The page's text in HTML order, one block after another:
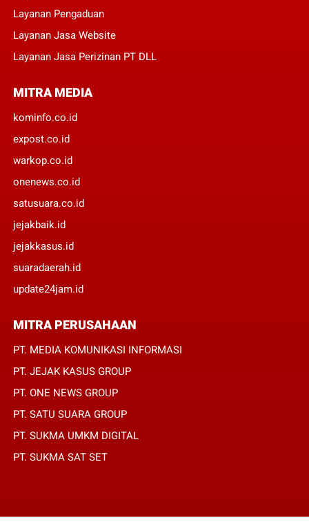
Layanan Pengaduan
Layanan Jasa Website
Layanan Jasa Perizinan PT DLL
MITRA MEDIA
kominfo.co.id
expost.co.id
warkop.co.id
onenews.co.id
satusuara.co.id
jejakbaik.id
jejakkasus.id
suaradaerah.id
update24jam.id
MITRA PERUSAHAAN
PT. MEDIA KOMUNIKASI INFORMASI
PT. JEJAK KASUS GROUP
PT. ONE NEWS GROUP
PT. SATU SUARA GROUP
PT. SUKMA UMKM DIGITAL
PT. SUKMA SAT SET